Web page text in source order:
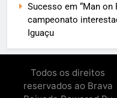
Sucesso em “Man on
campeonato
Iguaçu
Todos os direitos
reservados ao Brava